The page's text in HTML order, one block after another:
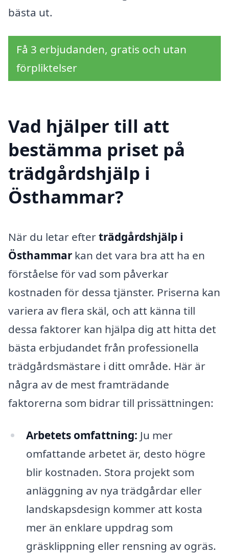
bästa ut.
Få 3 erbjudanden, gratis och utan
förpliktelser
Vad hjälper till att
bestämma priset på
trädgårdshjälp i
Östhammar?
När du letar efterträdgårdshjälp i
Östhammar kan det vara bra att ha en
förståelse för vad som påverkar
kostnaden för dessa tjänster. Priserna kan
variera av flera skäl, och att känna till
dessa faktorer kan hjälpa dig att hitta det
bästa erbjudandet från professionella
trädgårdsmästare i ditt område. Här är
några av de mest framträdande
faktorerna som bidrar till prissättningen:
Arbetets omfattning: Ju mer
omfattande arbetet är, desto högre
blir kostnaden. Stora projekt som
anläggning av nya trädgårdar eller
landskapsdesign kommer att kosta
mer än enklare uppdrag som
gräsklippning eller rensning av ogräs.